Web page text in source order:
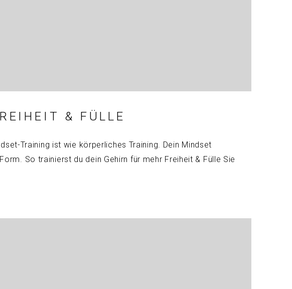
& FÜLLE
Training ist wie körperliches Training. Dein Mindset
So trainierst du dein Gehirn für mehr Freiheit & Fülle Sie